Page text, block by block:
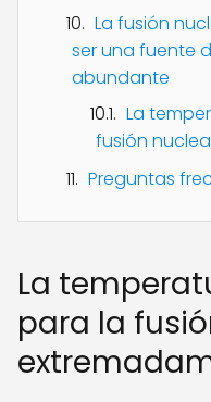
La fusión
ser una fuente
abundante
La
fusión
Preguntas
La
para la